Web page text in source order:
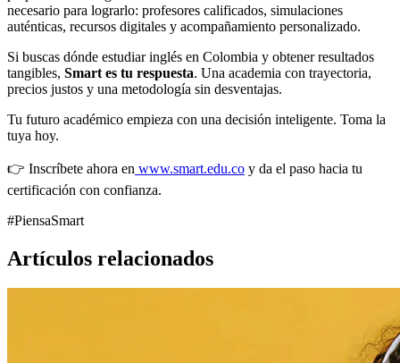
necesario para lograrlo: profesores calificados, simulaciones
auténticas, recursos digitales y acompañamiento personalizado.
Si buscas dónde estudiar inglés en Colombia y obtener resultados
tangibles, Smart es tu respuesta. Una academia con trayectoria,
precios justos y una metodología sin desventajas.
Tu futuro académico empieza con una decisión inteligente. Toma la
tuya hoy.
👉 Inscríbete ahora en www.smart.edu.co y da el paso hacia tu
certificación con confianza.
#PiensaSmart
Artículos relacionados